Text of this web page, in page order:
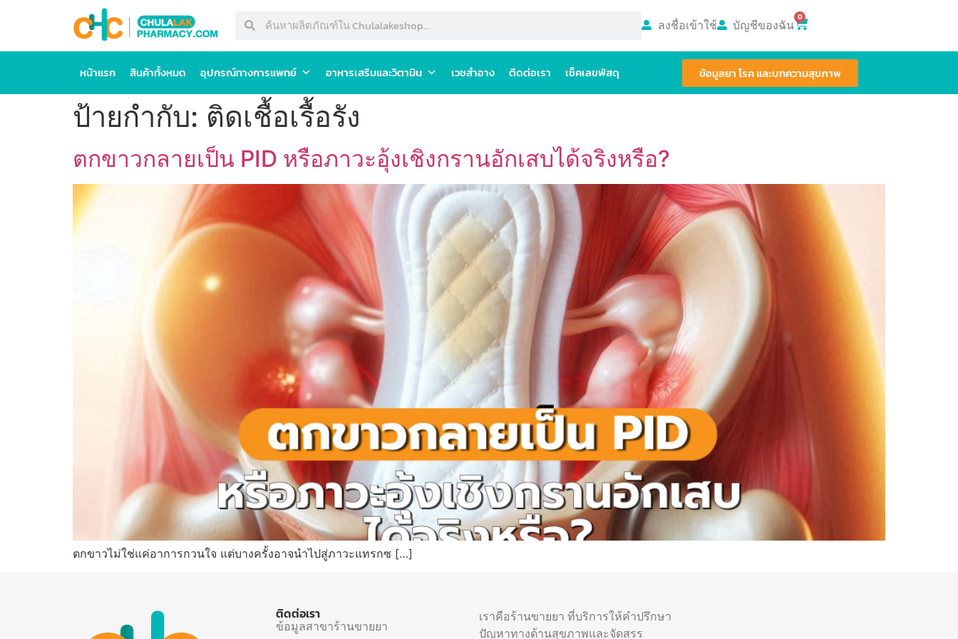
ลงชื่อเข้าใช้ บัญชีของฉัน 0
หน้าแรก สินค้าทั้งหมด อุปกรณ์ทางการแพทย์ อาหารเสริมและวิตามิน เวชสำอาง ติดต่อเรา เช็คเลขพัสดุ ข้อมูลยา โรค และบทความสุขภาพ
ป้ายกำกับ: ติดเชื้อเรื้อรัง
ตกขาวกลายเป็น PID หรือภาวะอุ้งเชิงกรานอักเสบได้จริงหรือ?
ตกขาวไม่ใช่แค่อาการกวนใจ แต่บางครั้งอาจนำไปสู่ภาวะแทรกซ […]
ติดต่อเรา
ข้อมูลสาขาร้านขายยา
เราคือร้านขายยา ที่บริการให้คำปรึกษา
ปัญหาทางด้านสุขภาพและจัดสรร